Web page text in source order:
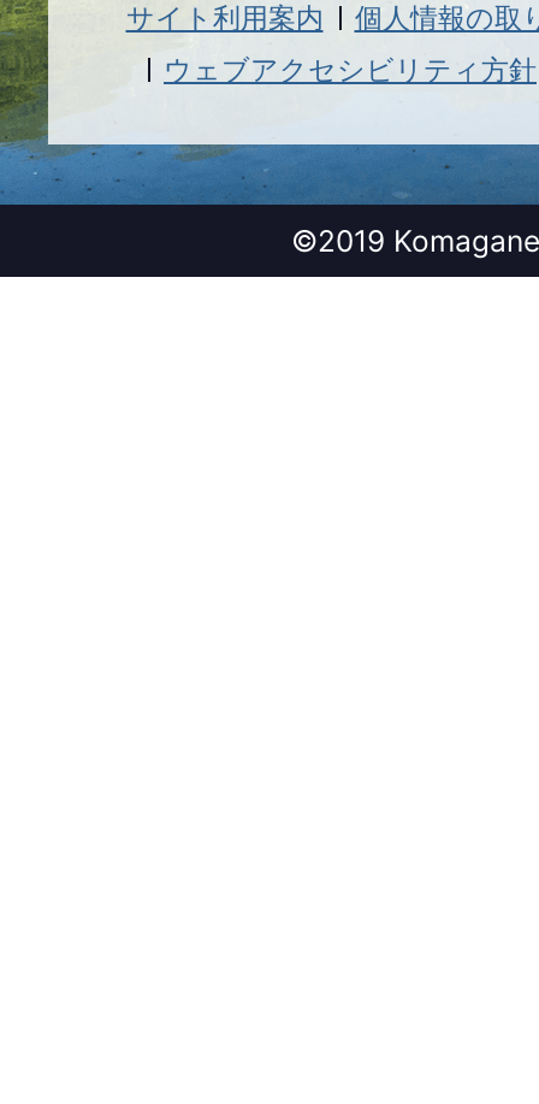
サイト利用案内
個人情報の取
ウェブアクセシビリティ方針
©2019